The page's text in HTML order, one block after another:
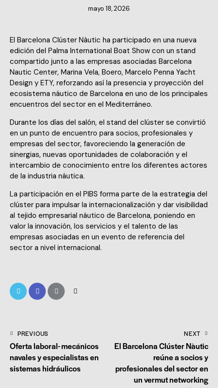
mayo 18, 2026
El Barcelona Clúster Nàutic ha participado en una nueva
edición del Palma International Boat Show con un stand
compartido junto a las empresas asociadas Barcelona
Nautic Center, Marina Vela, Boero, Marcelo Penna Yacht
Design y ETY, reforzando así la presencia y proyección del
ecosistema náutico de Barcelona en uno de los principales
encuentros del sector en el Mediterráneo.
Durante los días del salón, el stand del clúster se convirtió
en un punto de encuentro para socios, profesionales y
empresas del sector, favoreciendo la generación de
sinergias, nuevas oportunidades de colaboración y el
intercambio de conocimiento entre los diferentes actores
de la industria náutica.
La participación en el PIBS forma parte de la estrategia del
clúster para impulsar la internacionalización y dar visibilidad
al tejido empresarial náutico de Barcelona, poniendo en
valor la innovación, los servicios y el talento de las
empresas asociadas en un evento de referencia del
sector a nivel internacional.
PREVIOUS
Oferta laboral- mecánicos
navales y especialistas en
sistemas hidráulicos
NEXT
El Barcelona Clúster Nàutic
reúne a socios y
profesionales del sector en
un vermut networking